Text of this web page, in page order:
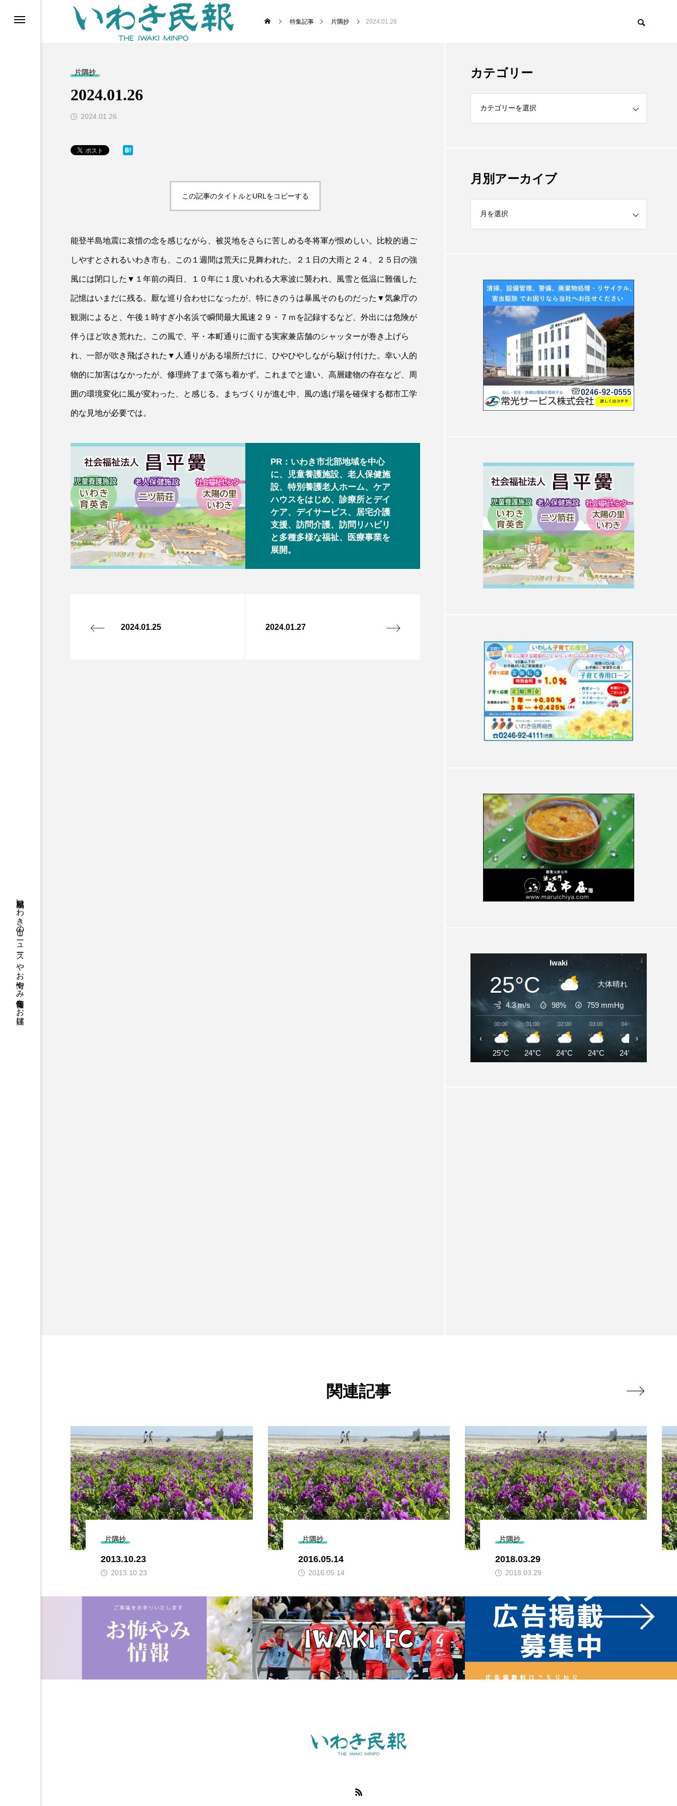
福島県いわき市のニュースやお悔やみ情報等をお届け
特集記事 片隅抄 2024.01.26
片隅抄
2024.01.26
2024.01.26
この記事のタイトルとURLをコピーする
能登半島地震に哀惜の念を感じながら、被災地をさらに苦しめる冬将軍が恨めしい。比較的過ご
しやすとされるいわき市も、この１週間は荒天に見舞われた。２１日の大雨と２４、２５日の強
風には閉口した▼１年前の両日、１０年に１度いわれる大寒波に襲われ、風雪と低温に難儀した
記憶はいまだに残る。厭な巡り合わせになったが、特にきのうは暴風そのものだった▼気象庁の
観測によると、午後１時すぎ小名浜で瞬間最大風速２９・７ｍを記録するなど、外出には危険が
伴うほど吹き荒れた。この風で、平・本町通りに面する実家兼店舗のシャッターが巻き上げら
れ、一部が吹き飛ばされた▼人通りがある場所だけに、ひやひやしながら駆け付けた。幸い人的
物的に加害はなかったが、修理終了まで落ち着かず。これまでと違い、高層建物の存在など、周
囲の環境変化に風が変わった、と感じる。まちづくりが進む中、風の逃げ場を確保する都市工学
的な見地が必要では。
PR：いわき市北部地域を中心
に、児童養護施設、老人保健施
設、特別養護老人ホーム、ケア
ハウスをはじめ、診療所とデイ
ケア、デイサービス、居宅介護
支援、訪問介護、訪問リハビリ
と多種多様な福祉、医療事業を
展開。
2024.01.25 2024.01.27
カテゴリー
月別アーカイブ
Iwaki
25°C 大体晴れ
4.3 m/s 98% 759mmHg
00:00
25°C
01:00
24°C
02:00
24°C
03:00
24°C
04:00
24°C
‹ ›
関連記事
片隅抄
2013.10.23
2013.10.23
片隅抄
2016.05.14
2016.05.14
片隅抄
2018.03.29
2018.03.29
